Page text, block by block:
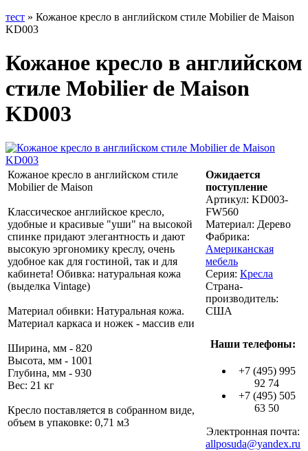
тест » Кожаное кресло в английском стиле Mobilier de Maison
KD003
Кожаное кресло в английском
стиле Mobilier de Maison
KD003
Кожаное кресло в английском стиле
Mobilier de Maison
Классическое английское кресло,
удобные и красивые "уши" на высокой
спинке придают элегантность и дают
высокую эргономику креслу, очень
удобное как для гостиной, так и для
кабинета! Обивка: натуральная кожа
(выделка Vintage)
Материал обивки: Натуральная кожа.
Материал каркаса и ножек - массив ели
Ширина, мм - 820
Высота, мм - 1001
Глубина, мм - 930
Вес: 21 кг
Кресло поставляется в собранном виде,
объем в упаковке: 0,71 м3
Ожидается
поступление
Артикул: KD003-
FW560
Материал: Дерево
Фабрика:
Американская
мебель
Серия: Кресла
Страна-
производитель:
США
Наши телефоны:
+7 (495) 995
92 74
+7 (495) 505
63 50
Электронная почта:
allposuda@yandex.ru